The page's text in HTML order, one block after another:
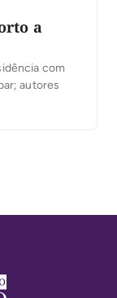
a
com
autores